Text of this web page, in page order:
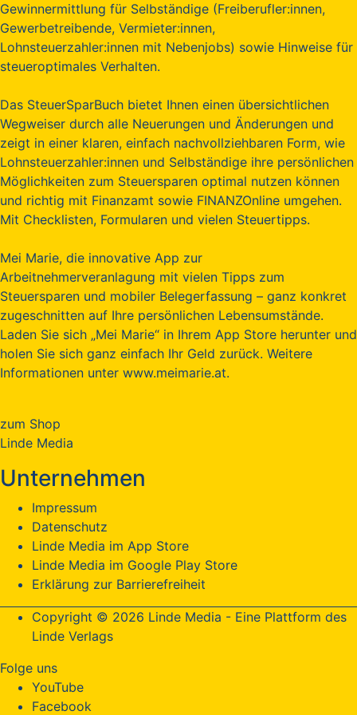
Gewinnermittlung für Selbständige (Freiberufler:innen,
Gewerbetreibende, Vermieter:innen,
Lohnsteuerzahler:innen mit Nebenjobs) sowie Hinweise für
steueroptimales Verhalten.
Das SteuerSparBuch bietet Ihnen einen übersichtlichen
Wegweiser durch alle Neuerungen und Änderungen und
zeigt in einer klaren, einfach nachvollziehbaren Form, wie
Lohnsteuerzahler:innen und Selbständige ihre persönlichen
Möglichkeiten zum Steuersparen optimal nutzen können
und richtig mit Finanzamt sowie FINANZOnline umgehen.
Mit Checklisten, Formularen und vielen Steuertipps.
Mei Marie, die innovative App zur
Arbeitnehmerveranlagung mit vielen Tipps zum
Steuersparen und mobiler Belegerfassung – ganz konkret
zugeschnitten auf Ihre persönlichen Lebensumstände.
Laden Sie sich „Mei Marie“ in Ihrem App Store herunter und
holen Sie sich ganz einfach Ihr Geld zurück. Weitere
Informationen unter www.meimarie.at.
zum Shop
Linde Media
Unternehmen
Impressum
Datenschutz
Linde Media im App Store
Linde Media im Google Play Store
Erklärung zur Barrierefreiheit
Copyright © 2026 Linde Media - Eine Plattform des
Linde Verlags
Folge uns
YouTube
Facebook